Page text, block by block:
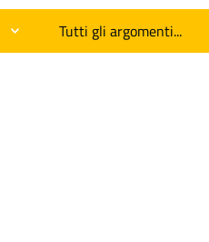
Tutti gli argomenti...